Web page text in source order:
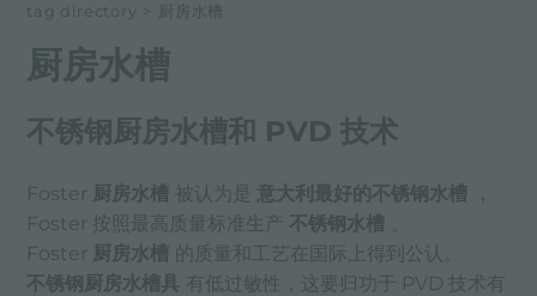
tag directory > 厨房水槽
厨房水槽
不锈钢厨房水槽和 PVD 技术
Foster 厨房水槽 被认为是 意大利最好的不锈钢水槽
，
Foster 按照最高质量标准生产 不锈钢水槽
Foster 厨房水槽 的质量和工艺在国际上得到公认。
不锈钢厨房水槽具 有低过敏性，这要归功于 PVD 技术有